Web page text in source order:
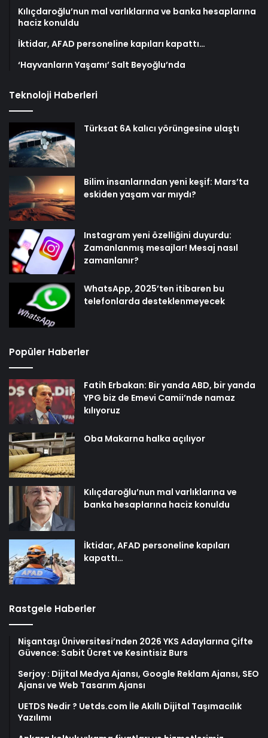
Kılıçdaroğlu’nun mal varlıklarına ve banka hesaplarına
haciz konuldu
İktidar, AFAD personeline kapıları kapattı…
‘Hayvanların Yaşamı’ Salt Beyoğlu’nda
Teknoloji Haberleri
Türksat 6A kalıcı yörüngesine ulaştı
Bilim insanlarından yeni keşif: Mars’ta
eskiden yaşam var mıydı?
Instagram yeni özelliğini duyurdu:
Zamanlanmış mesajlar! Mesaj nasıl
zamanlanır?
WhatsApp, 2025’ten itibaren bu
telefonlarda desteklenmeyecek
Popüler Haberler
Fatih Erbakan: Bir yanda ABD, bir yanda
YPG biz de Emevi Camii’nde namaz
kılıyoruz
Oba Makarna halka açılıyor
Kılıçdaroğlu’nun mal varlıklarına ve
banka hesaplarına haciz konuldu
İktidar, AFAD personeline kapıları
kapattı…
Rastgele Haberler
Nişantaşı Üniversitesi’nden 2026 YKS Adaylarına Çifte
Güvence: Sabit Ücret ve Kesintisiz Burs
Serjoy : Dijital Medya Ajansı, Google Reklam Ajansı, SEO
Ajansı ve Web Tasarım Ajansı
UETDS Nedir ? Uetds.com İle Akıllı Dijital Taşımacılık
Yazılımı